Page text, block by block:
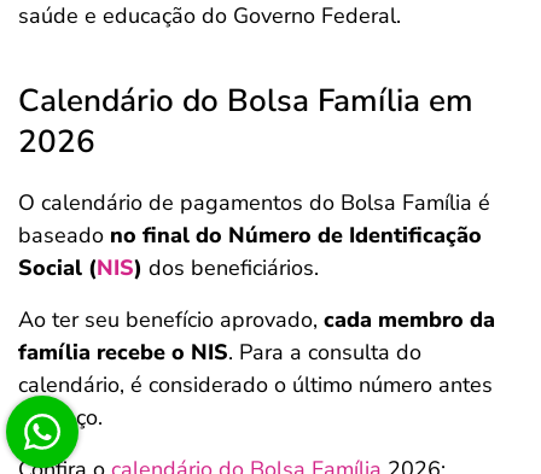
saúde e educação do Governo Federal.
Calendário do Bolsa Família em
2026
O calendário de pagamentos do Bolsa Família é
baseado no final do Número de Identificação
Social (NIS) dos beneficiários.
Ao ter seu benefício aprovado, cada membro da
família recebe o NIS. Para a consulta do
calendário, é considerado o último número antes
do traço.